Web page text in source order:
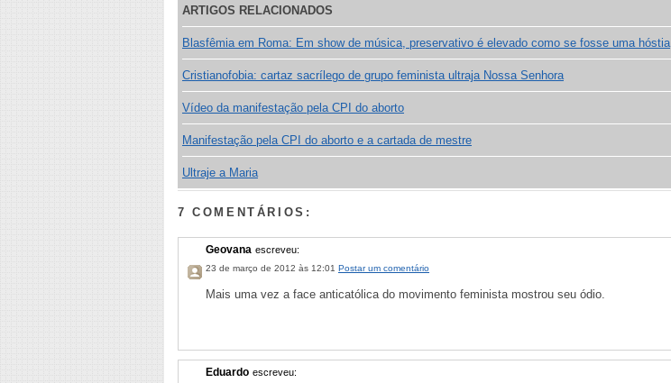
ARTIGOS RELACIONADOS
Blasfêmia em Roma: Em show de música, preservativo é elevado como se fosse uma hóstia
Cristianofobia: cartaz sacrílego de grupo feminista ultraja Nossa Senhora
Vídeo da manifestação pela CPI do aborto
Manifestação pela CPI do aborto e a cartada de mestre
Ultraje a Maria
7 COMENTÁRIOS:
Geovana escreveu:
23 de março de 2012 às 12:01 Postar um comentário
Mais uma vez a face anticatólica do movimento feminista mostrou seu ódio.
Eduardo escreveu: